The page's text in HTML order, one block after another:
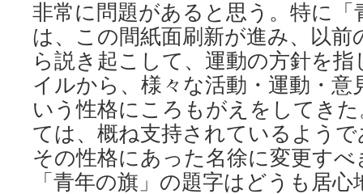
非常に問題があると思う。特に
は、この間紙面刷新が進み、以前
ら説き起こして、運動の方針を
イルから、様々な活動・運動・意
いう性格にころもがえをしてき
ては、概ね支持されているよう
その性格にあった名徐に変更す
「青年の旗」の題字はどうも居